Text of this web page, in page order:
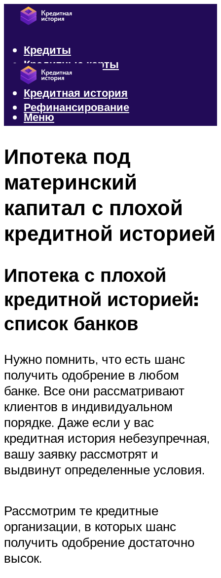
Кредиты
Кредитные карты
Микрозаймы
Кредитная история
Рефинансирование
Меню
Ипотека под
материнский
капитал с плохой
кредитной историей
Ипотека с плохой
кредитной историей:
список банков
Нужно помнить, что есть шанс
получить одобрение в любом
банке. Все они рассматривают
клиентов в индивидуальном
порядке. Даже если у вас
кредитная история небезупречная,
вашу заявку рассмотрят и
выдвинут определенные условия.
Рассмотрим те кредитные
организации, в которых шанс
получить одобрение достаточно
высок.